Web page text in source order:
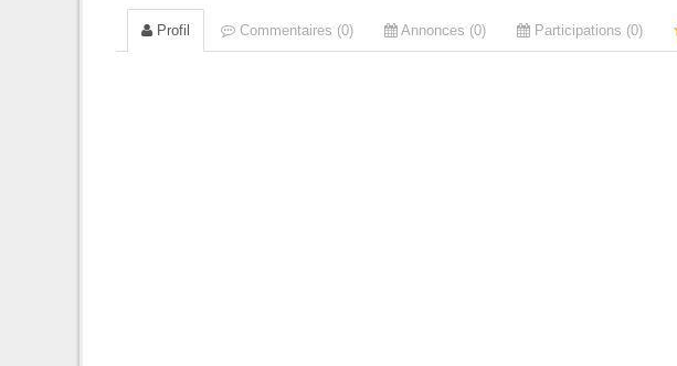
Profil Commentaires (0) Annonces (0) Participations (0)